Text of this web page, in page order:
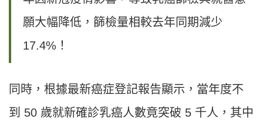
願大幅降低，篩檢量相較去年同期減少
17.4%！
同時，根據最新癌症登記報告顯示，當年度不
到 50 歲就新確診乳癌人數竟突破 5 千人，其中